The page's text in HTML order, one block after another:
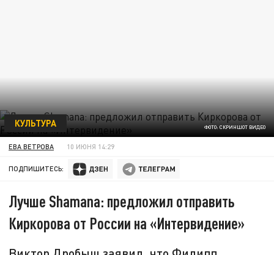
ФОТО: СКРИНШОТ ВИДЕО
КУЛЬТУРА
ЕВА ВЕТРОВА 10 ИЮНЯ 14:29
ПОДПИШИТЕСЬ:
Лучше Shamana: предложил отправить
Киркорова от России на «Интервидение»